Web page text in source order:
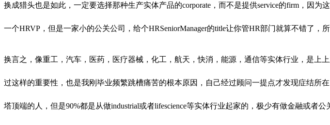
换成猎头也是如此，一定要选择那种生产实体产品的corporate，而不是提供service的firm，因
一个HRVP，但是一家小的公关公司，给个HRSeniorManager的title让你管HR部门就算不错了，所
换言之，像重工，汽车，医药，医疗器械，化工，航天，快消，能源，通信等实体行业，是
过这样的重要性，也是我刚毕业频繁跳槽痛苦的根本原因，自己经过顾问一提点才发现症结所
塔顶端的人，但是90%都是从做industrial或者lifescience等实体行业起家的，极少有做金融或者